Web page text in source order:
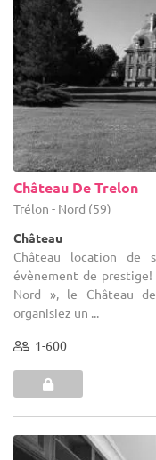
Château De Trelon
Trélon - Nord (59)
Château
Château location de
évènement de
Nord », le Château
organisiez un ...
1-600